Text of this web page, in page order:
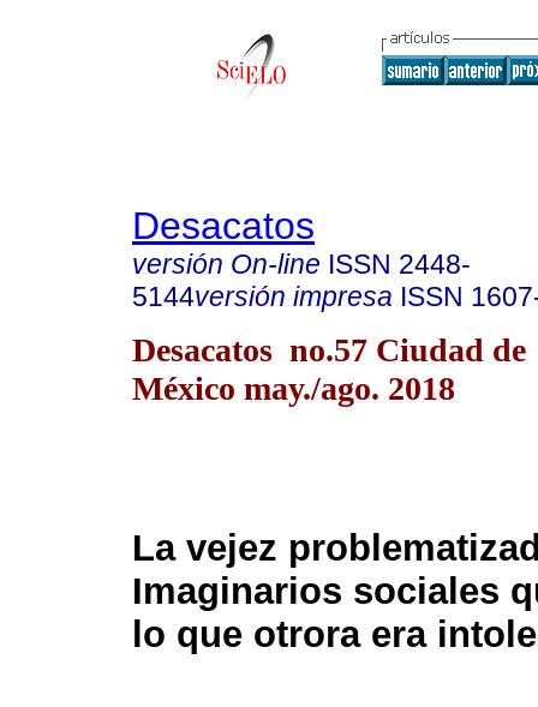
Desacatos
versión On-line ISSN 2448-
5144versión impresa ISSN
Desacatos no.57 Ciudad de
México may./ago. 2018
La vejez
Imaginarios sociales
lo que otrora era